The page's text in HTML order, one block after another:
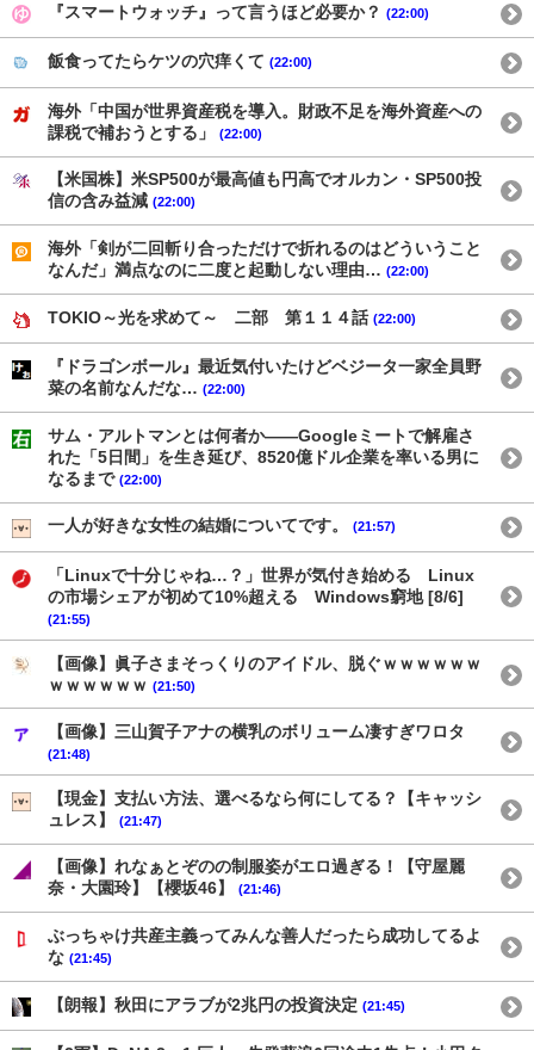
『スマートウォッチ』って言うほど必要か？ (22:00)
飯食ってたらケツの穴痒くて (22:00)
海外「中国が世界資産税を導入。財政不足を海外資産への
課税で補おうとする」
(22:00)
【米国株】米SP500が最高値も円高でオルカン・SP500投
信の含み益減 (22:00)
海外「剣が二回斬り合っただけで折れるのはどういうこと
なんだ」満点なのに二度と起動しない理由… (22:00)
TOKIO～光を求めて～ 二部 第１１４話 (22:00)
『ドラゴンボール』最近気付いたけどベジータ一家全員野
菜の名前なんだな… (22:00)
サム・アルトマンとは何者か——Googleミートで解雇さ
れた「5日間」を生き延び、8520億ドル企業を率いる男に
なるまで (22:00)
一人が好きな女性の結婚についてです。 (21:57)
「Linuxで十分じゃね…？」世界が気付き始める Linux
の市場シェアが初めて10%超える Windows窮地 [8/6]
(21:55)
【画像】眞子さまそっくりのアイドル、脱ぐｗｗｗｗｗｗ
ｗｗｗｗｗｗ (21:50)
【画像】三山賀子アナの横乳のボリューム凄すぎワロタ
(21:48)
【現金】支払い方法、選べるなら何にしてる？【キャッシ
ュレス】
(21:47)
【画像】れなぁとぞのの制服姿がエロ過ぎる！【守屋麗
奈・大園玲】【櫻坂46】
(21:46)
ぶっちゃけ共産主義ってみんな善人だったら成功してるよ
な (21:45)
【朗報】秋田にアラブが2兆円の投資決定 (21:45)